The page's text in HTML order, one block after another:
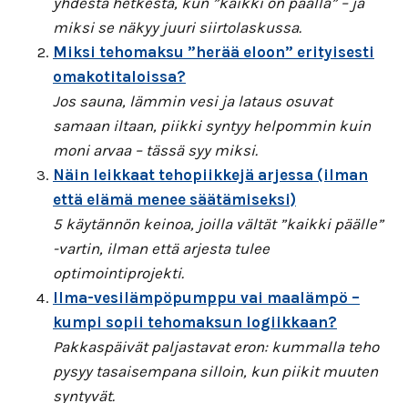
miksi se näkyy juuri siirtolaskussa.
Miksi tehomaksu ”herää eloon” erityisesti
omakotitaloissa?
Jos sauna, lämmin vesi ja lataus osuvat
samaan iltaan, piikki syntyy helpommin kuin
moni arvaa – tässä syy miksi.
Näin leikkaat tehopiikkejä arjessa (ilman
että elämä menee säätämiseksi)
5 käytännön keinoa, joilla vältät ”kaikki päälle”
-vartin, ilman että arjesta tulee
optimointiprojekti.
Ilma-vesilämpöpumppu vai maalämpö –
kumpi sopii tehomaksun logiikkaan?
Pakkaspäivät paljastavat eron: kummalla teho
pysyy tasaisempana silloin, kun piikit muuten
syntyvät.